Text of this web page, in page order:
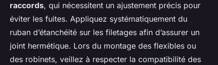
raccords, qui nécessitent un ajustement précis pour
éviter les fuites. Appliquez systématiquement du
ruban d’étanchéité sur les filetages afin d’assurer un
joint hermétique. Lors du montage des flexibles ou
des robinets, veillez à respecter la compatibilité des